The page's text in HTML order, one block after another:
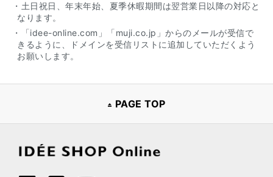
・土日祝日、年末年始、夏季休暇期間は翌営業日以降の対応と
なります。
・「idee-online.com」「muji.co.jp」からのメールが受信で
きるように、ドメインを受信リストに追加していただくよう
お願いします。
PAGE TOP